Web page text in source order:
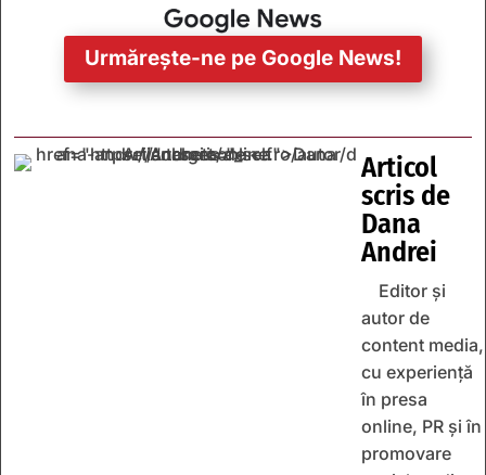
Urmărește-ne pe Google News!
Articol
scris de
Dana
Andrei
Editor și
autor de
content media,
cu experiență
în presa
online, PR și în
promovare